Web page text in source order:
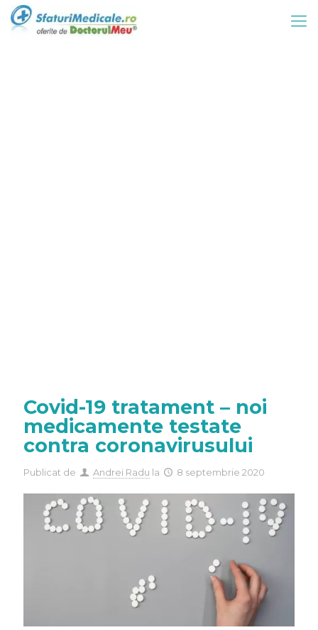
Covid-19 tratament – noi
medicamente testate
contra coronavirusului
Publicat de Andrei Radu la 8 septembrie 2020